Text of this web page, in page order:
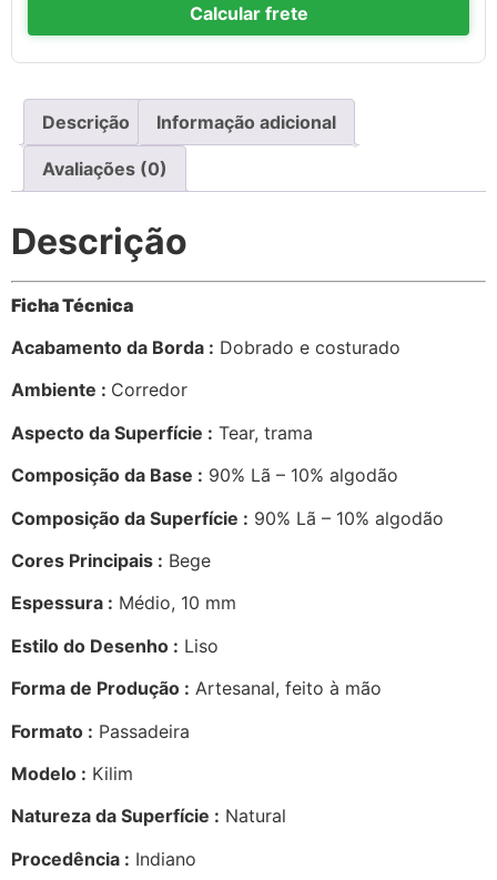
Calcular frete
Descrição Informação adicional
Avaliações (0)
Descrição
Ficha Técnica
Acabamento da Borda : Dobrado e costurado
Ambiente : Corredor
Aspecto da Superfície : Tear, trama
Composição da Base : 90% Lã – 10% algodão
Composição da Superfície : 90% Lã – 10% algodão
Cores Principais : Bege
Espessura : Médio, 10 mm
Estilo do Desenho : Liso
Forma de Produção : Artesanal, feito à mão
Formato : Passadeira
Modelo : Kilim
Natureza da Superfície : Natural
Procedência : Indiano